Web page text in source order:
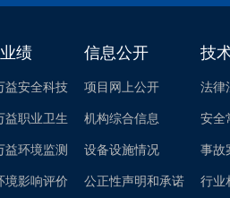
绩
益安全科技
益职业卫生
益环境监测
境影响评价
信息公开
项目网上公开
机构综合信息
设备设施情况
公正性声明和承诺
技
法律
安全
事故
行业